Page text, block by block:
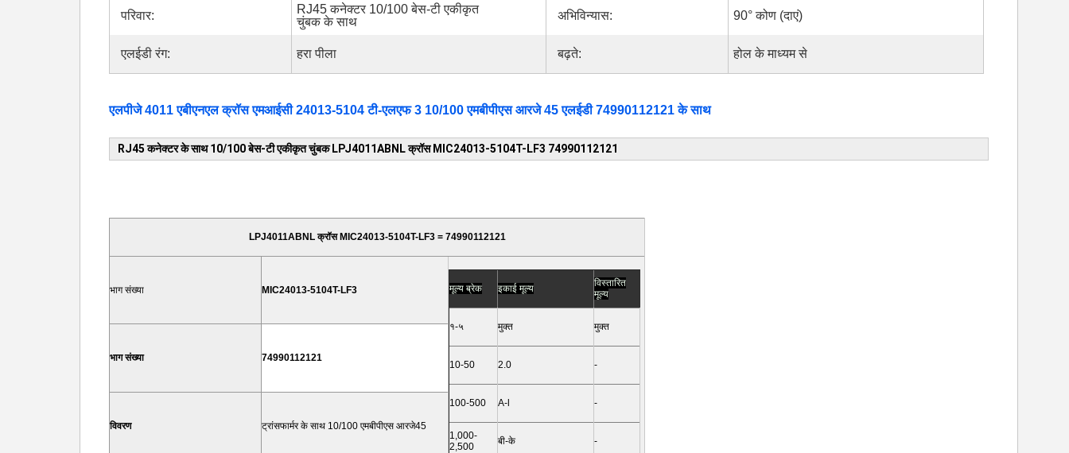
परिवार:
RJ45 कनेक्टर 10/100 बेस-टी एकीकृत
चुंबक के साथ
अभिविन्यास: 90° कोण (दाएं)
एलईडी रंग: हरा पीला बढ़ते: होल के माध्यम से
एलपीजे 4011 एबीएनएल क्रॉस एमआईसी 24013-5104 टी-एलएफ 3 10/100 एमबीपीएस आरजे 45 एलईडी 74990112121 के साथ
RJ45 कनेक्टर के साथ 10/100 बेस-टी एकीकृत चुंबक LPJ4011ABNL क्रॉस MIC24013-5104T-LF3 74990112121
LPJ4011ABNL क्रॉस MIC24013-5104T-LF3 = 74990112121
भाग संख्या MIC24013-5104T-LF3 मूल्य ब्रेक इकाई मूल्य
विस्तारित
मूल्य
१-५ मुक्त मुक्त
10-50 2.0 -
100-500 A-l -
1,000-
2,500
बी-के -
भाग संख्या 74990112121
विवरण ट्रांसफार्मर के साथ 10/100 एमबीपीएस आरजे45